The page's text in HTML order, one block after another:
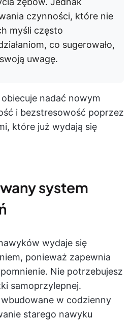
czynności, które nie
myśli często
co sugerowało,
uwagę.
nadać nowym
i bezstresowość poprzez
które już wydają się
system
wydaje się
ponieważ zapewnia
Nie potrzebujesz
samoprzylepnej.
w codzienny
starego nawyku